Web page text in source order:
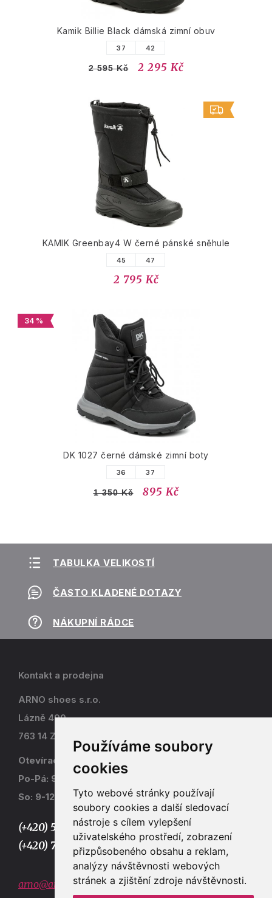
Používáme soubory
cookies
Tyto webové stránky používají
soubory cookies a další sledovací
nástroje s cílem vylepšení
uživatelského prostředí, zobrazení
přizpůsobeného obsahu a reklam,
analýzy návštěvnosti webových
stránek a zjištění zdroje návštěvnosti.
Kamik Billie Black dámská zimní obuv
37 42
2 595 Kč 2 295 Kč
KAMIK Greenbay4 W černé pánské sněhule
45 47
2 795 Kč
34 %
DK 1027 černé dámské zimní boty
36 37
1 350 Kč 895 Kč
TABULKA VELIKOSTÍ
ČASTO KLADENÉ DOTAZY
NÁKUPNÍ RÁDCE
Kontakt a prodejna
ARNO shoes s.r.o.
Lázně 490
763 14 Zlín - Kostelec
Otevírací doba
Po-Pá: 9-17
So: 9-12
(+420) 577 915 036,
(+420) 773 667 390
arno@arno.cz